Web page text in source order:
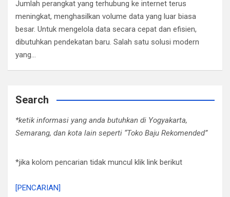
Jumlah perangkat yang terhubung ke internet terus
meningkat, menghasilkan volume data yang luar biasa
besar. Untuk mengelola data secara cepat dan efisien,
dibutuhkan pendekatan baru. Salah satu solusi modern
yang…
Search
*ketik informasi yang anda butuhkan di Yogyakarta,
Semarang, dan kota lain seperti “Toko Baju Rekomended”
*jika kolom pencarian tidak muncul klik link berikut
[PENCARIAN]